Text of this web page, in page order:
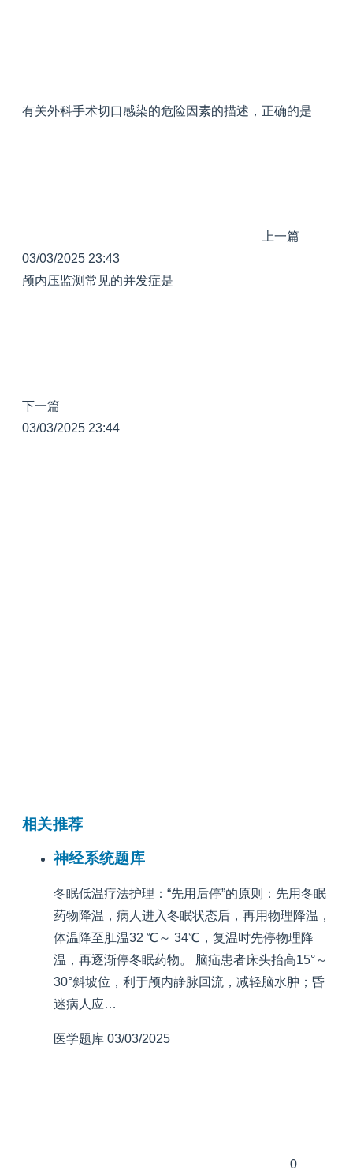
有关外科手术切口感染的危险因素的描述，正确的是
上一篇
03/03/2025 23:43
颅内压监测常见的并发症是
下一篇
03/03/2025 23:44
相关推荐
神经系统题库
冬眠低温疗法护理：“先用后停”的原则：先用冬眠
药物降温，病人进入冬眠状态后，再用物理降温，
体温降至肛温32 ℃～ 34℃，复温时先停物理降
温，再逐渐停冬眠药物。 脑疝患者床头抬高15°～
30°斜坡位，利于颅内静脉回流，减轻脑水肿；昏
迷病人应…
医学题库 03/03/2025
0